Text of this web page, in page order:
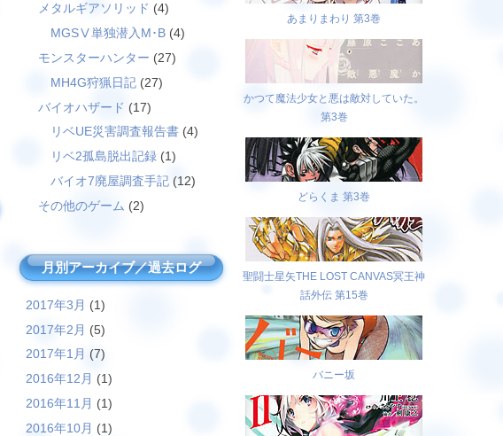
メタルギアソリッド (4)
MGSⅤ単独潜入M･B (4)
モンスターハンター (27)
MH4G狩猟日記 (27)
バイオハザード (17)
リベUE災害調査報告書 (4)
リベ2孤島脱出記録 (1)
バイオ7廃屋調査手記 (12)
その他のゲーム (2)
月別アーカイブ／過去ログ
2017年3月 (1)
2017年2月 (5)
2017年1月 (7)
2016年12月 (1)
2016年11月 (1)
2016年10月 (1)
あまりまわり 第3巻
かつて魔法少女と悪は敵対していた。
第3巻
どらくま 第3巻
聖闘士星矢THE LOST CANVAS冥王神
話外伝 第15巻
バニー坂